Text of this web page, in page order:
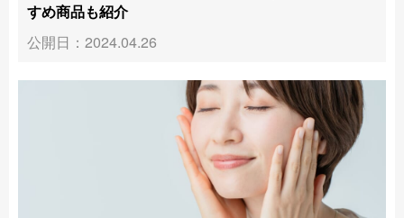
すめ商品も紹介
公開日：2024.04.26